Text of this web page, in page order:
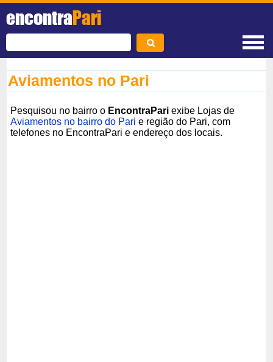
encontraPari
Aviamentos no Pari
Pesquisou no bairro o EncontraPari exibe Lojas de
Aviamentos no bairro do Pari e região do Pari, com
telefones no EncontraPari e endereço dos locais.